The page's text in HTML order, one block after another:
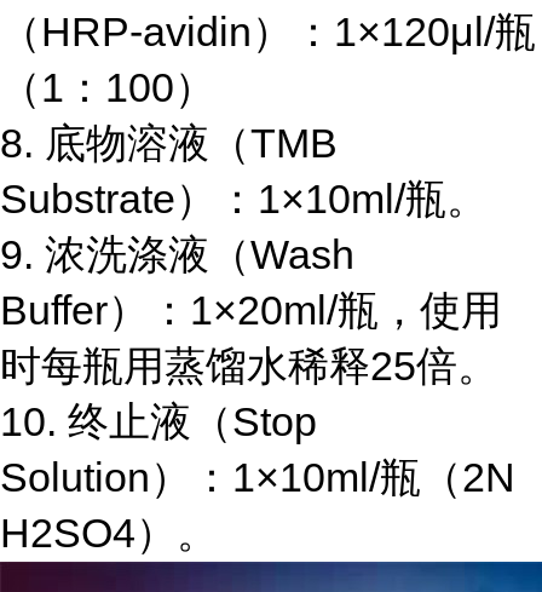
（HRP-avidin）： 1×120μl/瓶
（1 ： 100）
8. 底物溶液（TMB
Substrate）： 1×10ml/瓶。
9. 浓洗涤液（Wash
Buffer）： 1×20ml/瓶，使用
时每瓶用蒸馏水稀释25倍。
10. 终止液（Stop
Solution）： 1×10ml/瓶（2N
H2SO4）。